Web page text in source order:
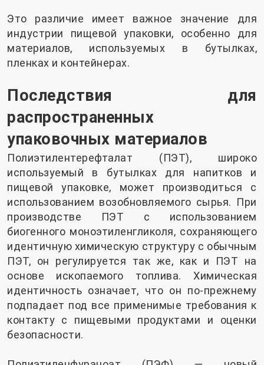
Это различие имеет важное значение для
индустрии пищевой упаковки, особенно для
материалов, используемых в бутылках,
пленках и контейнерах.
Последствия для
распространенных
упаковочных материалов
Полиэтилентерефталат (ПЭТ), широко
используемый в бутылках для напитков и
пищевой упаковке, может производиться с
использованием возобновляемого сырья. При
производстве ПЭТ с использованием
биогенного моноэтиленгликоля, сохраняющего
идентичную химическую структуру с обычным
ПЭТ, он регулируется так же, как и ПЭТ на
основе ископаемого топлива. Химическая
идентичность означает, что он по-прежнему
подпадает под все применимые требования к
контакту с пищевыми продуктами и оценки
безопасности.